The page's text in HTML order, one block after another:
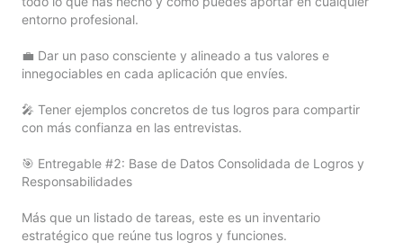
entorno profesional.
💼 Dar un paso consciente y alineado a tus valores e
innegociables en cada aplicación que envíes.
🎤 Tener ejemplos concretos de tus logros para compartir
con más confianza en las entrevistas.
🎯 Entregable #2: Base de Datos Consolidada de Logros y
Responsabilidades
Más que un listado de tareas, este es un inventario
estratégico que reúne tus logros y funciones.